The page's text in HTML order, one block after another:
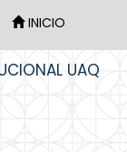
INICIO
UAQ